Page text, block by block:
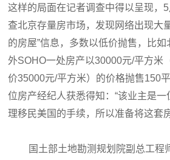
这样的局面在记者调查中得以呈现，
查北京存量房市场，发现网络出现大
的房屋”信息，多数以低价抛售，比
外SOHO一处房产以30000元/平方米
价35000元/平方米）的价格抛售150
位房产经纪人获悉得知：“该业主是
理移民美国的手续，所以准备将这套
国土部土地勘测规划院副总工程